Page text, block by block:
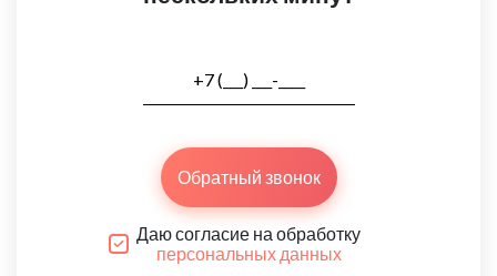
Обратный звонок
Даю согласие на обработку
персональных данных